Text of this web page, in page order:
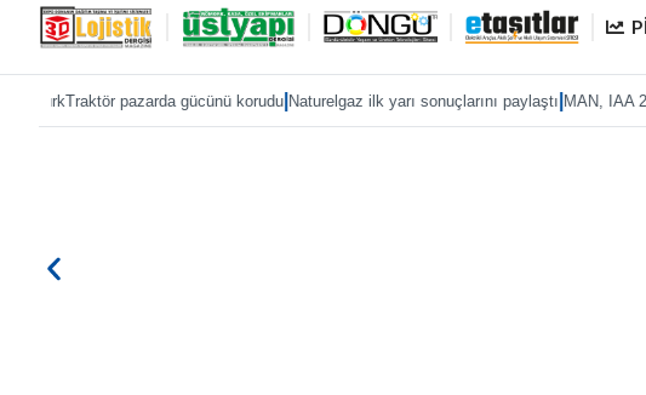
pazarda gücünü korudu|Naturelgaz ilk yarı sonuçlarını paylaştı|MAN, IAA 2026’ya